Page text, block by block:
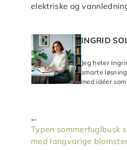
elektriske og
INGRID
Jeg heter
smarte
med idéer
Typen sommerfuglbusk
med langvarige